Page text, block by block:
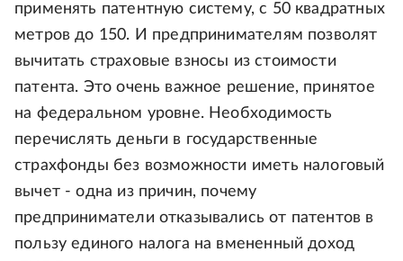
применять патентную систему, с 50 квадратных
метров до 150. И предпринимателям позволят
вычитать страховые взносы из стоимости
патента. Это очень важное решение, принятое
на федеральном уровне. Необходимость
перечислять деньги в государственные
страхфонды без возможности иметь налоговый
вычет - одна из причин, почему
предприниматели отказывались от патентов в
пользу единого налога на вмененный доход